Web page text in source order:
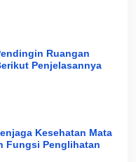
Ruangan
Penjelasannya
Kesehatan Mata
Fungsi Penglihatan